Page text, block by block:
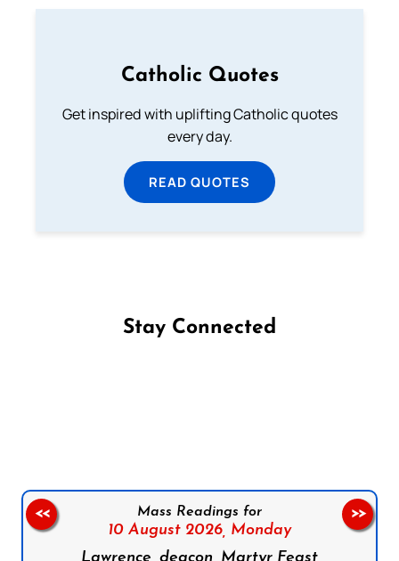
Catholic Quotes
Get inspired with uplifting Catholic quotes
every day.
READ QUOTES
Stay Connected
Mass Readings for
10 August 2026, Monday
Lawrence, deacon, Martyr Feast
<< >>